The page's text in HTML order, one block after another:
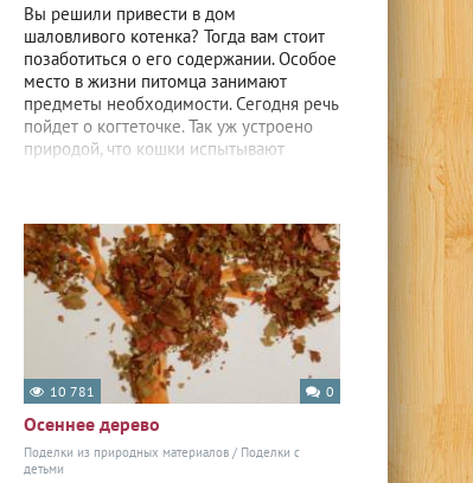
Вы решили привести в дом
шаловливого котенка? Тогда вам стоит
позаботиться о его содержании. Особое
место в жизни питомца занимают
предметы необходимости. Сегодня речь
пойдет о когтеточке. Так уж устроено
природой, что кошки испытывают
10 781 0
Осеннее дерево
Поделки из природных материалов / Поделки с
детьми